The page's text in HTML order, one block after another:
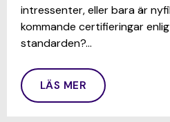
intressenter, eller bara är
kommande certifieringar
standarden?…
LÄS MER